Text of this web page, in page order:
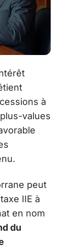
à
values
peut
IIE à
en nom
du